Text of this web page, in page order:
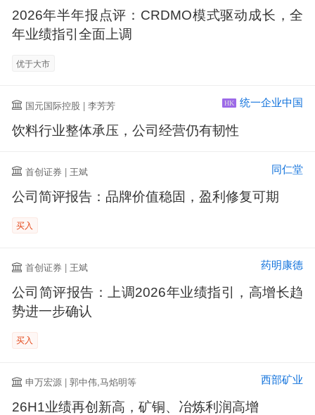
2026年半年报点评：CRDMO模式驱动成长，全
年业绩指引全面上调
优于大市
国元国际控股 | 李芳芳 HK 统一企业中国
饮料行业整体承压，公司经营仍有韧性
首创证券 | 王斌 同仁堂
公司简评报告：品牌价值稳固，盈利修复可期
买入
首创证券 | 王斌 药明康德
公司简评报告：上调2026年业绩指引，高增长趋
势进一步确认
买入
申万宏源 | 郭中伟,马焰明等 西部矿业
26H1业绩再创新高，矿铜、冶炼利润高增